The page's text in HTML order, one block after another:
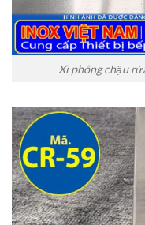
Xi phông chậu